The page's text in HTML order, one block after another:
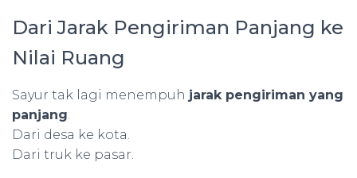
Dari Jarak Pengiriman Panjang ke
Nilai Ruang
Sayur tak lagi menempuh jarak pengiriman yang
panjang.
Dari desa ke kota.
Dari truk ke pasar.